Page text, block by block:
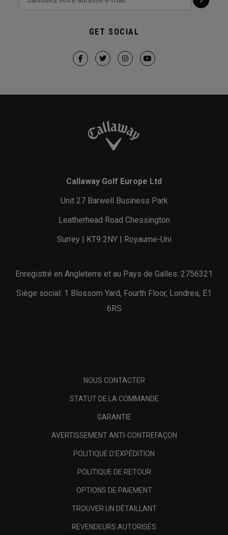
GET SOCIAL
Callaway Golf Europe Ltd
Unit 27 Barwell Business Park
Leatherhead Road Chessington
Surrey | KT9 2NY | Royaume-Uni
Enregistré en Angleterre et au Pays de Galles: 2756321
Siège social: 1 Blossom Yard, Fourth Floor, Londres, E1
6RS
NOUS CONTACTER
STATUT DE LA COMMANDE
GARANTIE
AVERTISSEMENT ANTI-CONTREFAÇON
POLITIQUE D'EXPÉDITION
POLITIQUE DE RETOUR
OPTIONS DE PAIEMENT
TROUVER UN DÉTAILLANT
REVENDEURS AUTORISÉS